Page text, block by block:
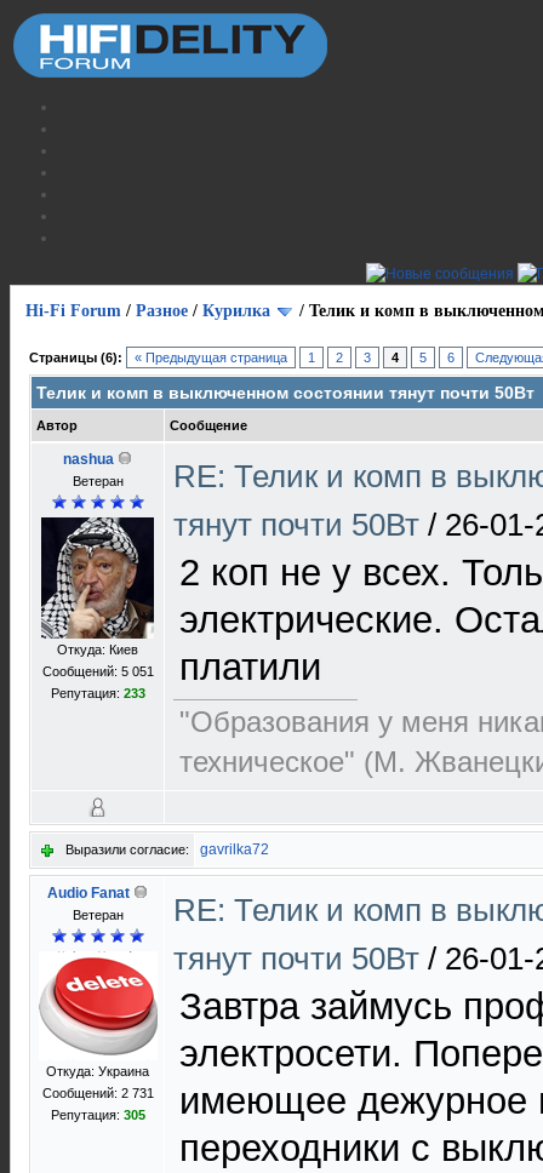
Hi-Fi Forum / Разное / Курилка / Телик и комп в
Страницы (6): « Предыдущая страница 1 2 3 4 5 6
Телик и комп в выключенном состоянии тянут почти 50Вт
Автор Сообщение
nashua
Ветеран
Откуда: Киев
Сообщений: 5 051
Репутация: 233
RE: Телик и комп в
тянут почти 50Вт / 26-01-
2 коп не у всех.
электрические.
платили
"Образования у меня
техническое" (М.
Выразили согласие: gavrilka72
Audio Fanat
Ветеран
Откуда: Украина
Сообщений: 2 731
Репутация: 305
RE: Телик и комп в
тянут почти 50Вт / 26-01-
Завтра займусь
электросети.
имеющее дежурное
переходники с